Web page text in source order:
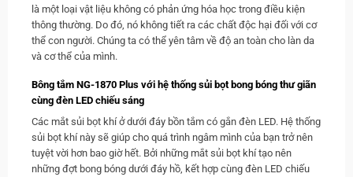
là một loại vật liệu không có phản ứng hóa học trong điều kiện
thông thường. Do đó, nó không tiết ra các chất độc hại đối với cơ
thể con người. Chúng ta có thể yên tâm về độ an toàn cho làn da
và cơ thể của mình.
Bông tắm NG-1870 Plus với hệ thống sủi bọt bong bóng thư giãn
cùng đèn LED chiếu sáng
Các mắt sủi bọt khí ở dưới đáy bồn tắm có gắn đèn LED. Hệ thống
sủi bọt khí này sẽ giúp cho quá trình ngâm mình của bạn trở nên
tuyệt vời hơn bao giờ hết. Bởi những mắt sủi bọt khí tạo nên
những đợt bong bóng dưới đáy hồ, kết hợp cùng đèn LED chiếu